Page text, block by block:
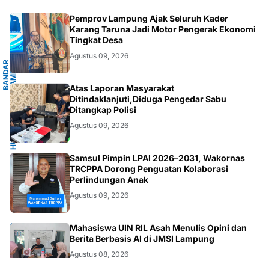
B
A
N
D
A
R
L
A
M
P
U
N
G
.
L
A
M
P
U
NG
Pemprov Lampung Ajak Seluruh Kader
Karang Taruna Jadi Motor Pengerak Ekonomi
Tingkat Desa
Agustus 09, 2026
HUKUM/KRIMINAL
Atas Laporan Masyarakat
Ditindaklanjuti,Diduga Pengedar Sabu
Ditangkap Polisi
Agustus 09, 2026
JAKARTA
Samsul Pimpin LPAI 2026–2031, Wakornas
TRCPPA Dorong Penguatan Kolaborasi
Perlindungan Anak
Agustus 09, 2026
Mahasiswa UIN RIL Asah Menulis Opini dan
Berita Berbasis AI di JMSI Lampung
Agustus 08, 2026